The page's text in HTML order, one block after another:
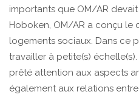
importants que OM/AR
Hoboken, OM/AR a conçu
logements sociaux. Dans ce
travailler à petite(s)
prêté attention aux aspects
également aux relations